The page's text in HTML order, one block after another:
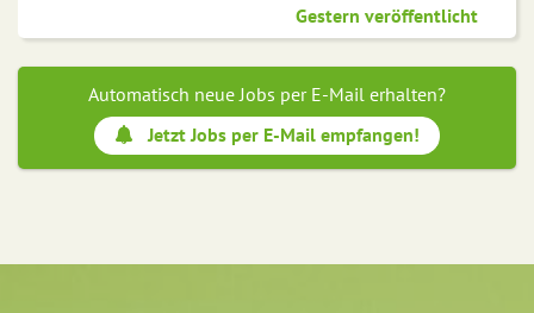
Gestern veröffentlicht
Automatisch neue Jobs per E-Mail erhalten?
Jetzt Jobs per E-Mail empfangen!